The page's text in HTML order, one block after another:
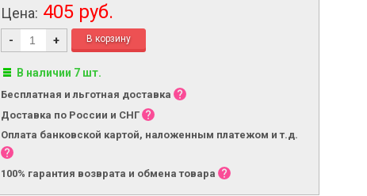
Цена: 405 руб.
- +
В наличии 7 шт.
Бесплатная и льготная доставка
Доставка по России и СНГ
Оплата банковской картой, наложенным платежом и т.д.
100% гарантия возврата и обмена товара